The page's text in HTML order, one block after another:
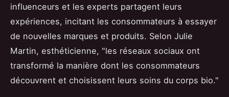
influenceurs et les experts partagent leurs
expériences, incitant les consommateurs à essayer
de nouvelles marques et produits. Selon Julie
Martin, esthéticienne, "les réseaux sociaux ont
transformé la manière dont les consommateurs
découvrent et choisissent leurs soins du corps bio."